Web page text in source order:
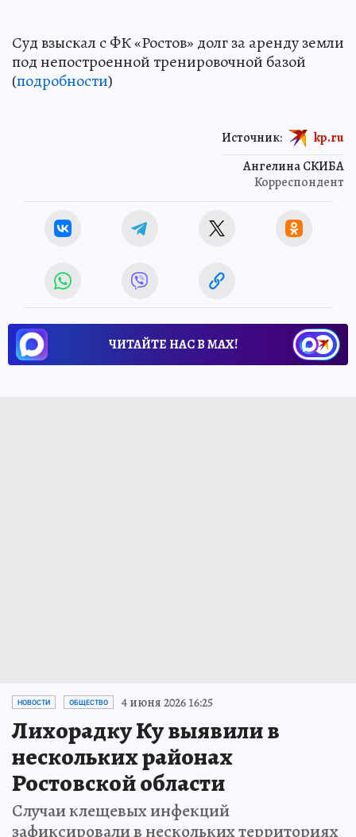
Суд взыскал с ФК «Ростов» долг за аренду земли
под непостроенной тренировочной базой
(подробности)
Ангелина СКИБА
Корреспондент
Источник: kp.ru
ЧИТАЙТЕ НАС В МАХ!
НОВОСТИ ОБЩЕСТВО 4 июня 2026 16:25
Лихорадку Ку выявили в
нескольких районах
Ростовской области
Случаи клещевых инфекций
зафиксировали в нескольких территориях